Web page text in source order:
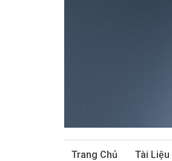
Trang Chủ Tài Liệu